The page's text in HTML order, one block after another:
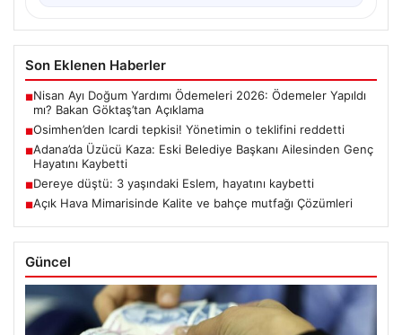
Son Eklenen Haberler
■Nisan Ayı Doğum Yardımı Ödemeleri 2026: Ödemeler Yapıldı
mı? Bakan Göktaş’tan Açıklama
■Osimhen’den Icardi tepkisi! Yönetimin o teklifini reddetti
■Adana’da Üzücü Kaza: Eski Belediye Başkanı Ailesinden Genç
Hayatını Kaybetti
■Dereye düştü: 3 yaşındaki Eslem, hayatını kaybetti
■Açık Hava Mimarisinde Kalite ve bahçe mutfağı Çözümleri
Güncel